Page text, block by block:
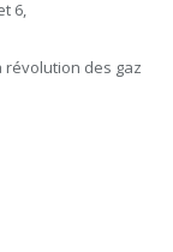
6,
révolution des gaz